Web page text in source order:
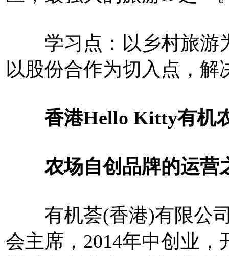
学习点：以乡村旅游
以股份合作为切入点，
香港Hello Kitty有机
农场自创品牌的运营
有机荟(香港)有限公司
会主席，2014年中创业